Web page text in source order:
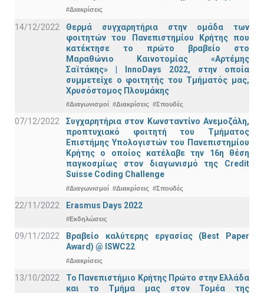
#Διακρίσεις
14/12/2022
Θερμά συγχαρητήρια στην ομάδα των
φοιτητών του Πανεπιστημίου Κρήτης που
κατέκτησε το πρώτο βραβείο στο
Μαραθώνιο Καινοτομίας «Αρτέμης
Σαϊτάκης» | InnoDays 2022, στην οποία
συμμετείχε ο φοιτητής του Τμήματός μας,
Χρυσόστομος Πλουμάκης
#Διαγωνισμοί #Διακρίσεις #Σπουδές
07/12/2022
Συγχαρητήρια στον Κωνσταντίνο Ανεμοζάλη,
προπτυχιακό φοιτητή του Τμήματος
Επιστήμης Υπολογιστών του Πανεπιστημίου
Κρήτης ο οποίος κατέλαβε την 16η θέση
παγκοσμίως στον διαγωνισμό της Credit
Suisse Coding Challenge
#Διαγωνισμοί #Διακρίσεις #Σπουδές
22/11/2022 Erasmus Days 2022
#Εκδηλώσεις
09/11/2022
Βραβείο καλύτερης εργασίας (Best Paper
Award) @ ISWC22
#Διακρίσεις
13/10/2022
Το Πανεπιστήμιο Κρήτης Πρώτο στην Ελλάδα
και το Τμήμα μας στον Τομέα της